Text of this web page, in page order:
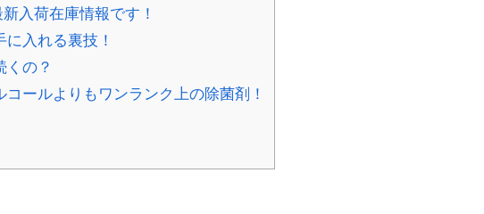
入荷在庫情報です！
入れる裏技！
の？
ールよりもワンランク上の除菌剤！